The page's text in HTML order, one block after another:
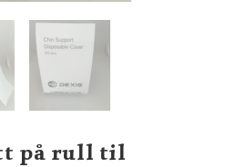
på rull til